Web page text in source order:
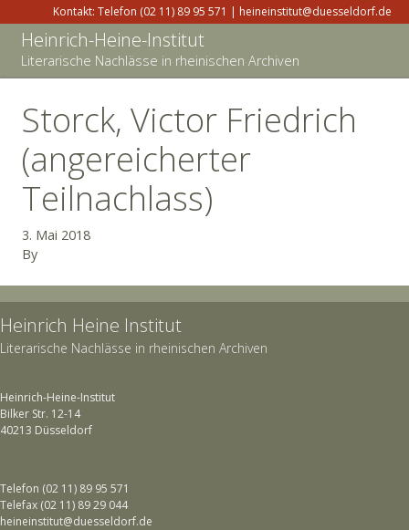
Kontakt: Telefon (02 11) 89 95 571 | heineinstitut@duesseldorf.de
Heinrich-Heine-Institut
Literarische Nachlässe in rheinischen Archiven
Storck, Victor Friedrich
(angereicherter
Teilnachlass)
3. Mai 2018
By
Heinrich Heine Institut
Literarische Nachlässe in rheinischen Archiven
Heinrich-Heine-Institut
Bilker Str. 12-14
40213 Düsseldorf
Telefon (02 11) 89 95 571
Telefax (02 11) 89 29 044
heineinstitut@duesseldorf.de